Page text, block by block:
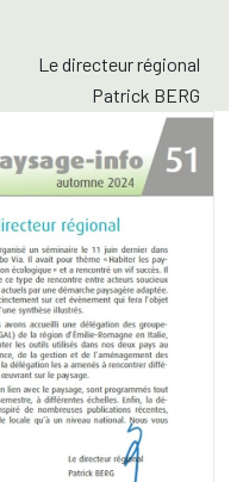
Le directeur régional
Patrick BERG